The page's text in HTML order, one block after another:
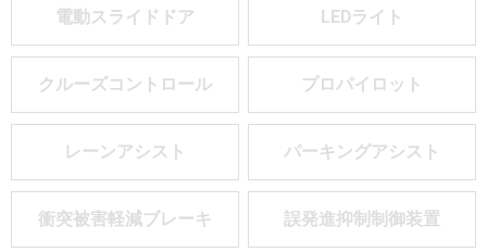
電動スライドドア LEDライト
クルーズコントロール プロパイロット
レーンアシスト パーキングアシスト
衝突被害軽減ブレーキ 誤発進抑制制御装置